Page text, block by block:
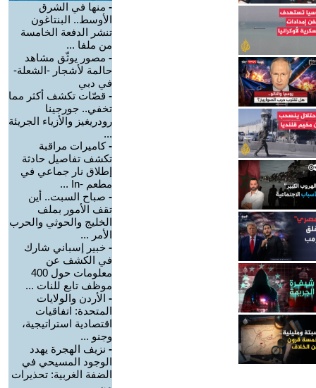
- منها في الشرق
الأوسط.. البنتاغون
تنشر الدفعة الخامسة
من ملفا ...
- مصور يوثّق مشاهد
حالمة لأشجار -الشعلة-
في دبي
- قصّات تكشف أكثر مما
تخفي.. جورجينا
رودريغيز والأزياء الجريئة
...
-كاميرات مراقبة
تكشف تفاصيل حادثة
إطلاق نار جماعي في
مطعم -In ...
- صباح السبت.. أين
تقف الأمور بملف
الخليج والحوثي والحرب
الأمر ...
- خبير إسباني شارك
في الكشف عن
معلومات حول 400
موظف تابع للنات ...
- الأردن والولايات
المتحدة: اتفاقيات
اقتصادية استراتيجية،
وجنو ...
- نزيف الهجرة يهدد
الوجود المسيحي في
الضفة الغربية: تحذيرات